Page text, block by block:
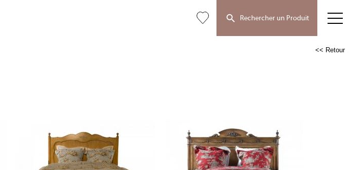
Rechercher un Produit
<< Retour